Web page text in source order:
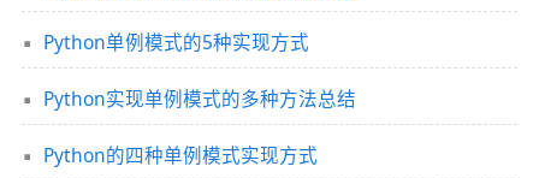
Python单例模式的5种实现方式
Python实现单例模式的多种方法总结
Python的四种单例模式实现方式